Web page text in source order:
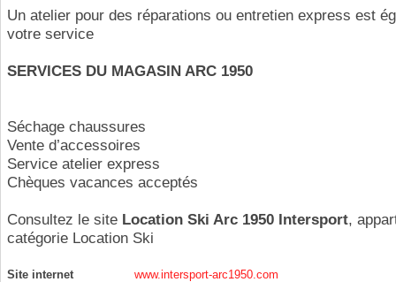
Un atelier pour des réparations ou entretien express est
votre service
SERVICES DU MAGASIN ARC 1950
Séchage chaussures
Vente d’accessoires
Service atelier express
Chèques vacances acceptés
Consultez le site Location Ski Arc 1950 Intersport,
catégorie Location Ski
Site internet
www.intersport-arc1950.com